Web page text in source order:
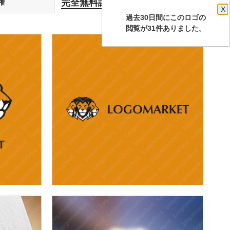
過去30日間にこのロゴの
X
閲覧が31件ありました。